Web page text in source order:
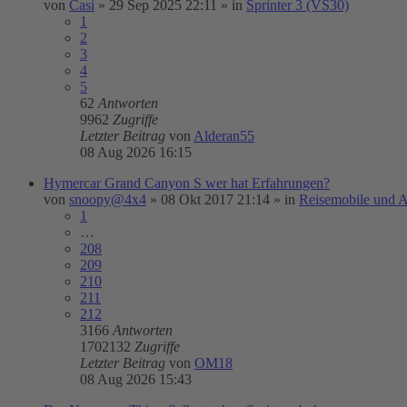
von Casi » 29 Sep 2025 22:11 » in Sprinter 3 (VS30)
1
2
3
4
5
62 Antworten
9962 Zugriffe
Letzter Beitrag von Alderan55
08 Aug 2026 16:15
Hymercar Grand Canyon S wer hat Erfahrungen?
von snoopy@4x4 » 08 Okt 2017 21:14 » in Reisemobile und
1
…
208
209
210
211
212
3166 Antworten
1702132 Zugriffe
Letzter Beitrag von OM18
08 Aug 2026 15:43